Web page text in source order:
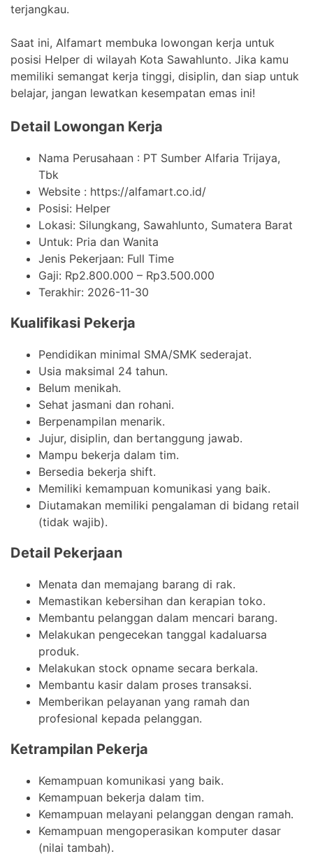
terjangkau.
Saat ini, Alfamart membuka lowongan kerja untuk
posisi Helper di wilayah Kota Sawahlunto. Jika kamu
memiliki semangat kerja tinggi, disiplin, dan siap untuk
belajar, jangan lewatkan kesempatan emas ini!
Detail Lowongan Kerja
Nama Perusahaan : PT Sumber Alfaria Trijaya,
Tbk
Website : https://alfamart.co.id/
Posisi: Helper
Lokasi: Silungkang, Sawahlunto, Sumatera Barat
Untuk: Pria dan Wanita
Jenis Pekerjaan: Full Time
Gaji: Rp2.800.000 – Rp3.500.000
Terakhir: 2026-11-30
Kualifikasi Pekerja
Pendidikan minimal SMA/SMK sederajat.
Usia maksimal 24 tahun.
Belum menikah.
Sehat jasmani dan rohani.
Berpenampilan menarik.
Jujur, disiplin, dan bertanggung jawab.
Mampu bekerja dalam tim.
Bersedia bekerja shift.
Memiliki kemampuan komunikasi yang baik.
Diutamakan memiliki pengalaman di bidang retail
(tidak wajib).
Detail Pekerjaan
Menata dan memajang barang di rak.
Memastikan kebersihan dan kerapian toko.
Membantu pelanggan dalam mencari barang.
Melakukan pengecekan tanggal kadaluarsa
produk.
Melakukan stock opname secara berkala.
Membantu kasir dalam proses transaksi.
Memberikan pelayanan yang ramah dan
profesional kepada pelanggan.
Ketrampilan Pekerja
Kemampuan komunikasi yang baik.
Kemampuan bekerja dalam tim.
Kemampuan melayani pelanggan dengan ramah.
Kemampuan mengoperasikan komputer dasar
(nilai tambah).